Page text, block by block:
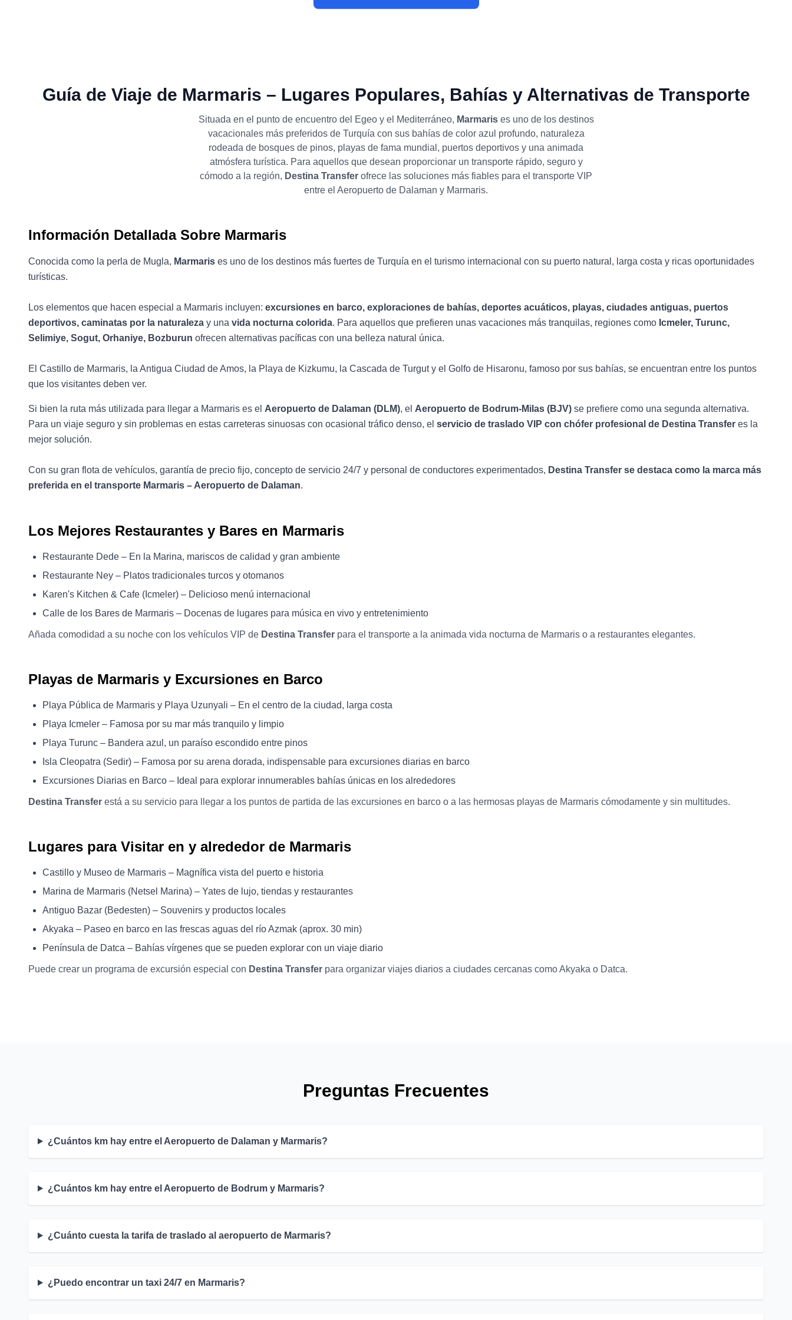
Guía de Viaje de Marmaris – Lugares Populares, Bahías y Alternativas de Transporte
Situada en el punto de encuentro del Egeo y el Mediterráneo, Marmarises uno de los destinos
vacacionales más preferidos de Turquía con sus bahías de color azul profundo, naturaleza
rodeada de bosques de pinos, playas de fama mundial, puertos deportivos y una animada
atmósfera turística. Para aquellos que desean proporcionar un transporte rápido, seguro y
cómodo a la región, Destina Transfer ofrece las soluciones más fiables para el transporte VIP
entre el Aeropuerto de Dalaman y Marmaris.
Información Detallada Sobre Marmaris
Conocida como la perla de Mugla, Marmaris es uno de los destinos más fuertes de Turquía en el turismo internacional con su puerto natural, larga costa y ricas oportunidades
turísticas.
Los elementos que hacen especial a Marmaris incluyen: excursiones en barco, exploraciones de bahías, deportes acuáticos, playas, ciudades antiguas, puertos
deportivos, caminatas por la naturaleza y una vida nocturna colorida. Para aquellos que prefieren unas vacaciones más tranquilas, regiones como Icmeler, Turunc,
Selimiye, Sogut, Orhaniye, Bozburun ofrecen alternativas pacíficas con una belleza natural única.
El Castillo de Marmaris, la Antigua Ciudad de Amos, la Playa de Kizkumu, la Cascada de Turgut y el Golfo de Hisaronu, famoso por sus bahías, se encuentran entre los puntos
que los visitantes deben ver.
Si bien la ruta más utilizada para llegar a Marmaris es el Aeropuerto de Dalaman (DLM), el Aeropuerto de Bodrum-Milas (BJV) se prefiere como una segunda alternativa.
Para un viaje seguro y sin problemas en estas carreteras sinuosas con ocasional tráfico denso, el servicio de traslado VIP con chófer profesional de Destina Transfer es la
mejor solución.
Con su gran flota de vehículos, garantía de precio fijo, concepto de servicio 24/7 y personal de conductores experimentados, Destina Transfer se destaca como la marca más
preferida en el transporte Marmaris – Aeropuerto de Dalaman.
Los Mejores Restaurantes y Bares en Marmaris
Restaurante Dede – En la Marina, mariscos de calidad y gran ambiente
Restaurante Ney – Platos tradicionales turcos y otomanos
Karen's Kitchen & Cafe (Icmeler) – Delicioso menú internacional
Calle de los Bares de Marmaris – Docenas de lugares para música en vivo y entretenimiento
Añada comodidad a su noche con los vehículos VIP de Destina Transfer para el transporte a la animada vida nocturna de Marmaris o a restaurantes elegantes.
Playas de Marmaris y Excursiones en Barco
Playa Pública de Marmaris y Playa Uzunyali – En el centro de la ciudad, larga costa
Playa Icmeler – Famosa por su mar más tranquilo y limpio
Playa Turunc – Bandera azul, un paraíso escondido entre pinos
Isla Cleopatra (Sedir) – Famosa por su arena dorada, indispensable para excursiones diarias en barco
Excursiones Diarias en Barco – Ideal para explorar innumerables bahías únicas en los alrededores
Destina Transfer está a su servicio para llegar a los puntos de partida de las excursiones en barco o a las hermosas playas de Marmaris cómodamente y sin multitudes.
Lugares para Visitar en y alrededor de Marmaris
Castillo y Museo de Marmaris – Magnífica vista del puerto e historia
Marina de Marmaris (Netsel Marina) – Yates de lujo, tiendas y restaurantes
Antiguo Bazar (Bedesten) – Souvenirs y productos locales
Akyaka – Paseo en barco en las frescas aguas del río Azmak (aprox. 30 min)
Península de Datca – Bahías vírgenes que se pueden explorar con un viaje diario
Puede crear un programa de excursión especial con Destina Transfer para organizar viajes diarios a ciudades cercanas como Akyaka o Datca.
Preguntas Frecuentes
¿Cuántos km hay entre el Aeropuerto de Dalaman y Marmaris?
¿Cuántos km hay entre el Aeropuerto de Bodrum y Marmaris?
¿Cuánto cuesta la tarifa de traslado al aeropuerto de Marmaris?
¿Puedo encontrar un taxi 24/7 en Marmaris?